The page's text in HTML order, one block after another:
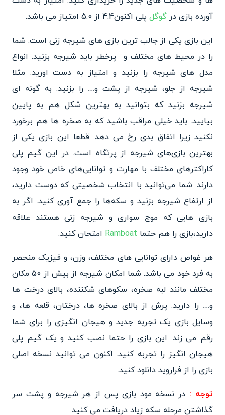
آورده بازی در گوگل پلی اکنون4.4 از 5.0 امتیاز می باشد.
این بازی یکی از جالب ترین بازی های شیرجه زنی است. شما
را در محیط های مختلف و پرخطر باید شیرجه بزنید. انواع
مدل های شیرجه را بزنید و امتیاز به دست اورید. مثلا
شیرجه از جلو، شیرجه از پشت و… را بزنید. به گونه ای
شیرجه بزنید که بتوانید به بهترین شکل هم به پایین
بیایید. باید خیلی مراقب باشید که به صخره ها هم برخورد
نکنید زیرا اتفاق بدی رخ می دهد. قطعا این بازی یکی از
بهترین بازی‌های شیرجه از پرتگاه است. در این گیم پلی
کاراکترهای مختلف با مهارت و توانایی‌های خاص خود وجود
دارند. شما می‌توانید با انتخاب شخصیتی که دوست دارید،
از ارتفاع شیرجه بزنید و سکه‌ها را جمع آوری کنید. اگر به
بازی هایی که موج سواری و شیرجه زنی هستند علاقه
دارید،بازی را هم حتما Ramboat امتحان کنید.
هر غواص دارای توانایی های مختلف، وزن، و فیزیک منحصر
به فرد خود می باشد. شما امکان شیرجه از بیش از 50 مکان
مختلف مانند لبه صخره، سکوهای شکننده، بالای درخت ها
و… را دارید. پرش از بالای صخره ها، درختان، قلعه ها، و
وسایل بازی یک تجربه جدید و هیجان انگیزی را برای شما
رقم می زند. این بازی را حتما نصب کنید و یک گیم پلی
هیجان انگیز را تجربه کنید. اکنون می توانید نسخه اصلی
بازی را از فراروید دانلود کنید.
توجه : در نسخه مود بازی پس از هر شیرجه و پشت سر
گذاشتن مرحله سکه زیاد دریافت می کنید.